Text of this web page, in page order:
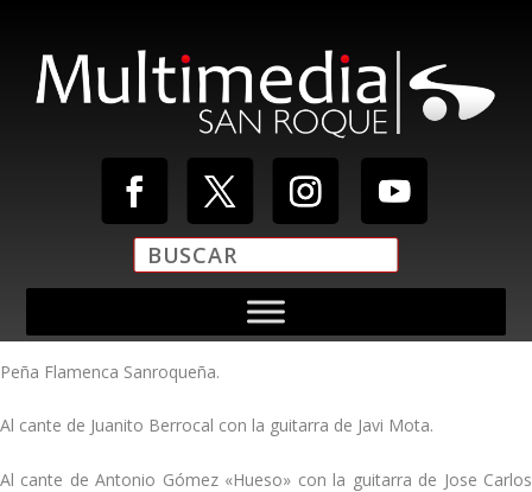
Peña Flamenca Sanroqueña.
Al cante de Juanito Berrocal con la guitarra de Javi Mota.
Al cante de Antonio Gómez «Hueso» con la guitarra de Jose Carlos